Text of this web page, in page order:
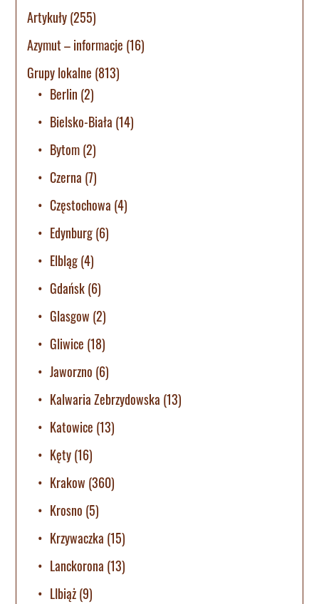
Artykuły(255)
Azymut – informacje (16)
Grupy lokalne (813)
Berlin (2)
Bielsko-Biała (14)
Bytom(2)
Czerna (7)
Częstochowa (4)
Edynburg(6)
Elbląg(4)
Gdańsk(6)
Glasgow (2)
Gliwice (18)
Jaworzno (6)
Kalwaria Zebrzydowska (13)
Katowice (13)
Kęty(16)
Krakow (360)
Krosno (5)
Krzywaczka (15)
Lanckorona (13)
LIbiąż(9)